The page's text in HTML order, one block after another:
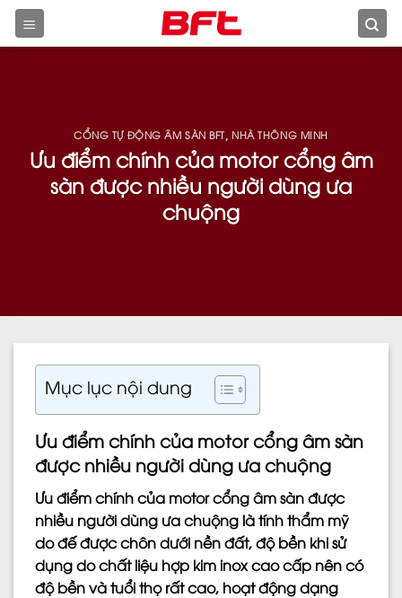
Skip
CỔNG TỰ ĐỘNG ÂM SÀN BFT, NHÀ THÔNG MINH
Ưu điểm chính của motor cổng âm
sàn được nhiều người dùng ưa
chuộng
Mục lục nội dung
Ưu điểm chính của motor cổng âm sàn
được nhiều người dùng ưa chuộng
Ưu điểm chính của motor cổng âm sànđược
nhiều người dùng ưa chuộng là tính thẩm mỹ
do đế được chôn dưới nền đất, độ bền khi sử
dụng do chất liệu hợp kim inox cao cấp nên có
độ bền và tuổi thọ rất cao, hoạt động dạng